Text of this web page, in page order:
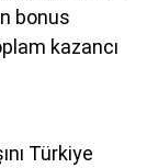
bonus
kazancı
Türkiye